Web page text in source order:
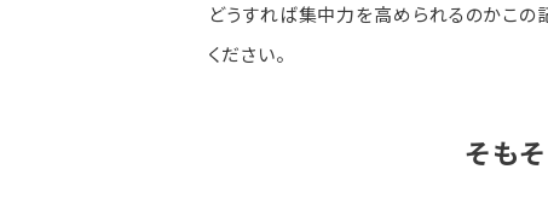
どうすれば集中力を高められるのかこの
ください。
そも